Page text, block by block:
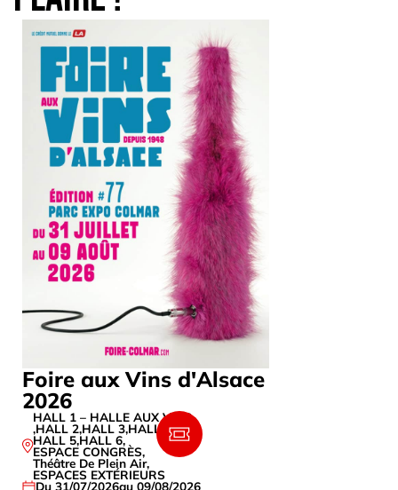
Foire aux Vins d'Alsace
2026
HALL 1 – HALLE AUX VINS
,HALL 2,HALL 3,HALL 4,
HALL 5,HALL 6,
ESPACE CONGRÈS,
Théâtre De Plein Air,
ESPACES EXTÉRIEURS
Du 31/07/2026au 09/08/2026